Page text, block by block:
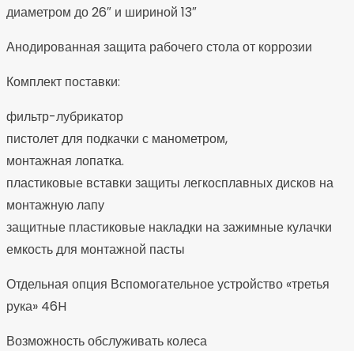
диаметром до 26″ и шириной 13″
Анодированная защита рабочего стола от коррозии
Комплект поставки:
фильтр-лубрикатор
пистолет для подкачки с манометром,
монтажная лопатка.
пластиковые вставки защиты легкосплавных дисков на
монтажную лапу
защитные пластиковые накладки на зажимные кулачки
емкость для монтажной пасты
Отдельная опция Вспомогательное устройство «третья
рука» 46H
Возможность обслуживать колеса